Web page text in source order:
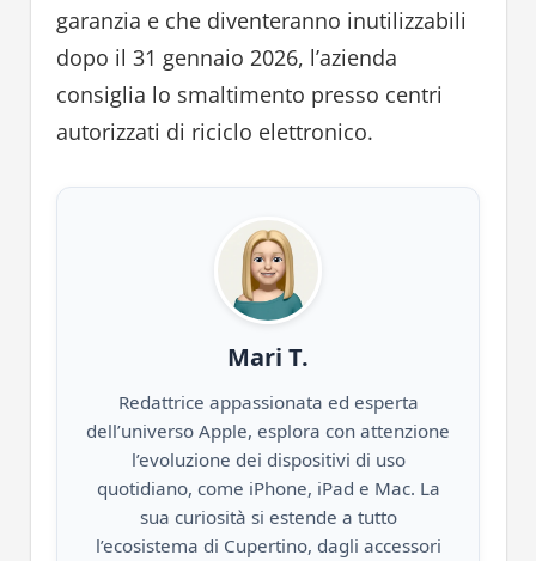
garanzia e che diventeranno inutilizzabili
dopo il 31 gennaio 2026, l’azienda
consiglia lo smaltimento presso centri
autorizzati di riciclo elettronico.
Mari T.
Redattrice appassionata ed esperta
dell’universo Apple, esplora con attenzione
l’evoluzione dei dispositivi di uso
quotidiano, come iPhone, iPad e Mac. La
sua curiosità si estende a tutto
l’ecosistema di Cupertino, dagli accessori